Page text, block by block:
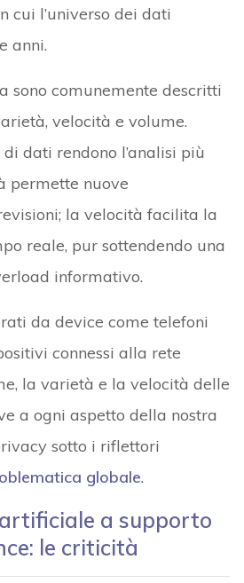
cui l’universo dei dati
anni.
sono comunemente descritti
velocità e volume.
dati rendono l’analisi più
permette nuove
la velocità facilita la
reale, pur sottendendo una
informativo.
da device come telefoni
connessi alla rete
la varietà e la velocità delle
a ogni aspetto della nostra
sotto i riflettori
globale.
a supporto
le criticità